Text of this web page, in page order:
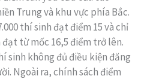
Trung và khu vực phía Bắc.
thí sinh đạt điểm 15 và chỉ
từ mốc 16,5 điểm trở lên.
sinh không đủ điều kiện đăng
Ngoài ra, chính sách điểm